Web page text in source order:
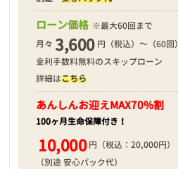
ローン価格 ※最大60回まで
月々 3,600 円（税込）～（60回）
金利手数料無料のスキップローン
詳細はこちら
あんしんお迎えMAX70%割
100ヶ月生命保障付き！
10,000 円（税込：20,000円）
（別途 安心パック代）